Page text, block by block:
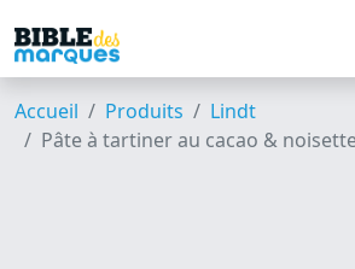
Accueil Produits
Lindt
Pâte à tartiner au cacao &